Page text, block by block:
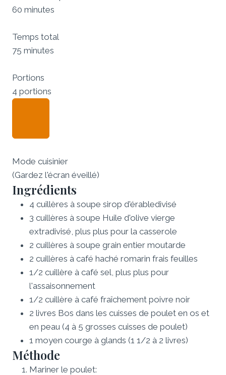
60 minutes
Temps total
75 minutes
Portions
4 portions
Mode cuisinier
(Gardez l'écran éveillé)
Ingrédients
4 cuillères à soupe sirop d'érabledivisé
3 cuillères à soupe Huile d'olive vierge
extradivisé, plus plus pour la casserole
2 cuillères à soupe grain entier moutarde
2 cuillères à café haché romarin frais feuilles
1/2 cuillère à café sel, plus plus pour
l'assaisonnement
1/2 cuillère à café fraîchement poivre noir
2 livres Bos dans les cuisses de poulet en os et
en peau (4 à 5 grosses cuisses de poulet)
1 moyen courge à glands (1 1/2 à 2 livres)
Méthode
Mariner le poulet: